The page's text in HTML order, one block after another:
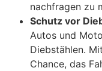
nachfragen zu
Schutz vor
Autos und
Diebstählen.
Chance, das